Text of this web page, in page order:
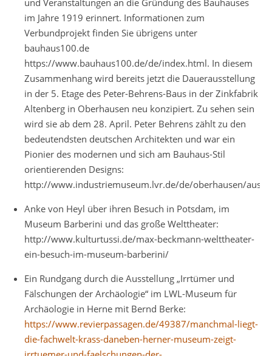
und Veranstaltungen an die Gründung des Bauhauses
im Jahre 1919 erinnert. Informationen zum
Verbundprojekt finden Sie übrigens unter
bauhaus100.de
https://www.bauhaus100.de/de/index.html. In diesem
Zusammenhang wird bereits jetzt die Dauerausstellung
in der 5. Etage des Peter-Behrens-Baus in der Zinkfabrik
Altenberg in Oberhausen neu konzipiert. Zu sehen sein
wird sie ab dem 28. April. Peter Behrens zählt zu den
bedeutendsten deutschen Architekten und war ein
Pionier des modernen und sich am Bauhaus-Stil
orientierenden Designs:
http://www.industriemuseum.lvr.de/de/oberhausen/
Anke von Heyl über ihren Besuch in Potsdam, im
Museum Barberini und das große Welttheater:
http://www.kulturtussi.de/max-beckmann-welttheater-
ein-besuch-im-museum-barberini/
Ein Rundgang durch die Ausstellung „Irrtümer und
Fälschungen der Archäologie“ im LWL-Museum für
Archäologie in Herne mit Bernd Berke:
https://www.revierpassagen.de/49387/manchmal-liegt-
die-fachwelt-krass-daneben-herner-museum-zeigt-